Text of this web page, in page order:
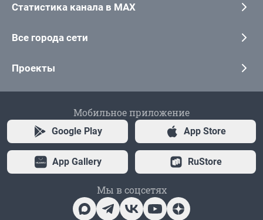
Статистика канала в MAX
Все города сети
Проекты
Мобильное приложение
Google Play App Store
App Gallery RuStore
Мы в соцсетях